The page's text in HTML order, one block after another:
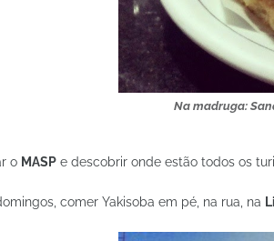
Na madruga:
o MASP e descobrir onde estão todos os
comer Yakisoba em pé, na rua, na